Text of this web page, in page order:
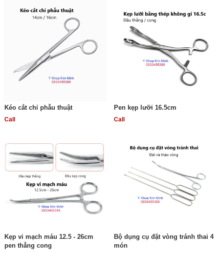
Kéo cắt chỉ phẫu thuật
Call
Pen kẹp lưỡi 16.5cm
Call
Kẹp vi mạch máu 12.5 - 26cm
pen thẳng cong
Bộ dụng cụ đặt vòng tránh thai 4
món